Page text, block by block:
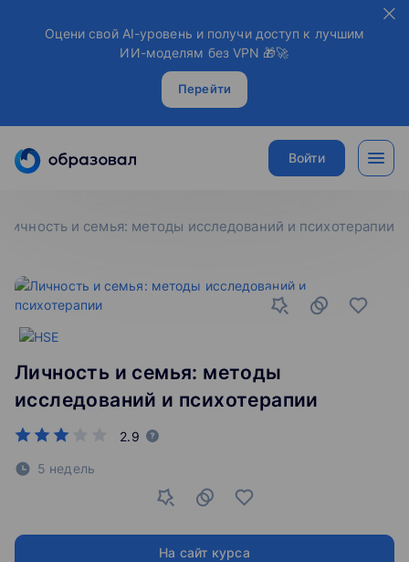
Оцени свой AI-уровень и получи доступ к лучшим
ИИ-моделям без VPN 🎁🚀
Перейти
Войти
личность и семья: методы исследований и психотерапии
Личность и семья: методы
исследований и психотерапии
2.9
5 недель
На сайт курса